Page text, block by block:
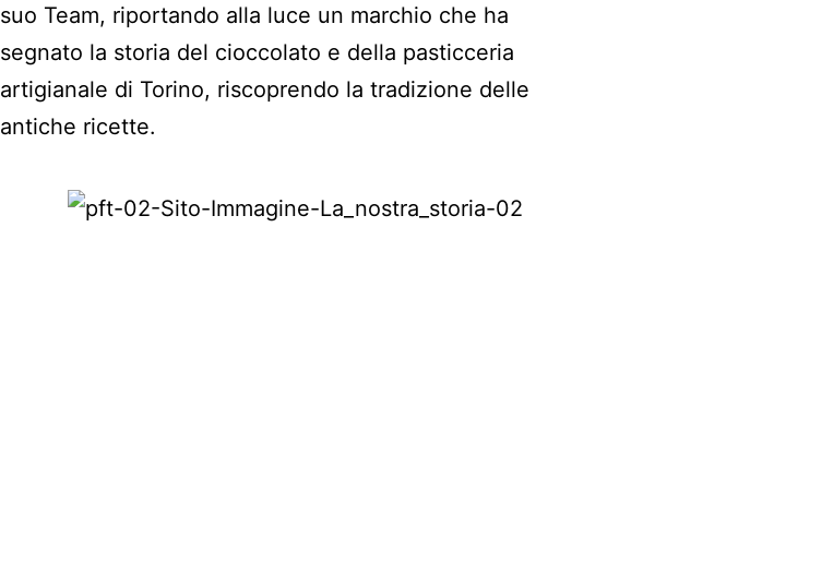
suo Team, riportando alla luce un marchio che ha
segnato la storia del cioccolato e della pasticceria
artigianale di Torino, riscoprendo la tradizione delle
antiche ricette.